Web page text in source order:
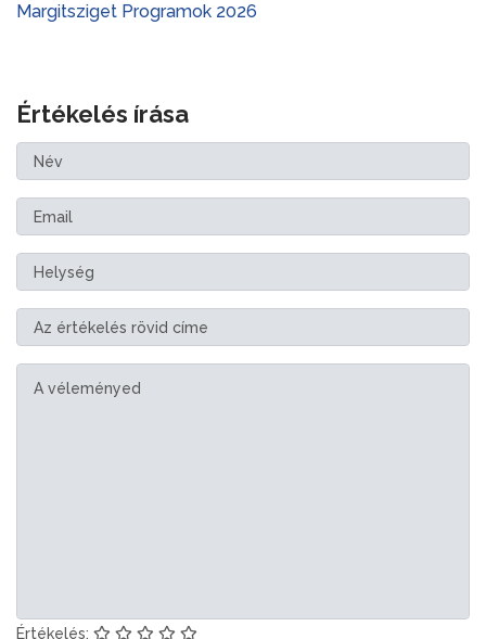
Margitsziget Programok 2026
Értékelés írása
Értékelés: